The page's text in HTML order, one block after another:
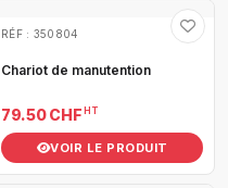
RÉF : 350804
Chariot de manutention
79.50 CHF HT
VOIR LE PRODUIT